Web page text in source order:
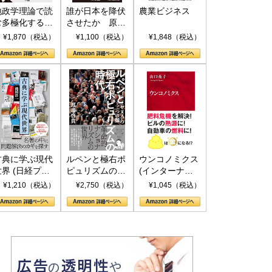
政学理論で読
多極化する世
トランプと
¥1,870（税込）
誰が日本を降伏
させたか 原爆
投下、ソ連参
(PHP新書)
¥1,100（税込）
農業ビジネス
¥1,848（税込）
典に学ぶ現代
界 (日経プレ
アシリーズ)
¥1,210（税込）
ルペンと極右ポ
ピュリズムの時
代：〈ヤヌス〉
¥2,750（税込）
ウンコノミクス
(インターナシ
ョナル新書)
¥1,045（税込）